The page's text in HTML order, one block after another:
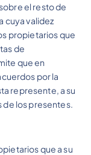
el resto de
cuya validez
propietarios que
de
que en
por la
represente, a su
de los presentes.
que a su